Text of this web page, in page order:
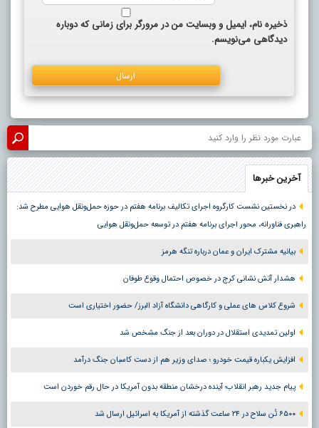
ذخیره نام، ایمیل و وبسایت من در مرورگر برای زمانی که دوباره
دیدگاهی می‌نویسم.
آخرین خبرها
در نخستین نشست کارگروه اجرای تکالیف برنامه هفتم در حوزه حمل‌ونقل هوایی مطرح شد:
راهبری فناورانه، محور اجرای برنامه هفتم در توسعه حمل‌ونقل هوایی
بیانیه مشترک ایران و عمان درباره تنگه هرمز
هشدار آتش نشانی کرج در خصوص احتمال وقوع طوفان
شروع کلاس های عملی و کارگاهی دانشگاه آزاد البرز/ حضور اختیاری است
اولین تمدیدی استقلال در دوران بعد از جنگ مشخص شد
افزایش یکباره قیمت خودرو ؛ صدای وزیر هم از دست کاسبان جنگ درآمد
پیام جدید رهبر انقلاب؛ آینده درخشان منطقه بدون آمریکا در حال رقم خوردن است
۶۵۰۰ تُن سلاح در ۲۴ ساعت گذشته از آمریکا به اسرائیل ارسال شد